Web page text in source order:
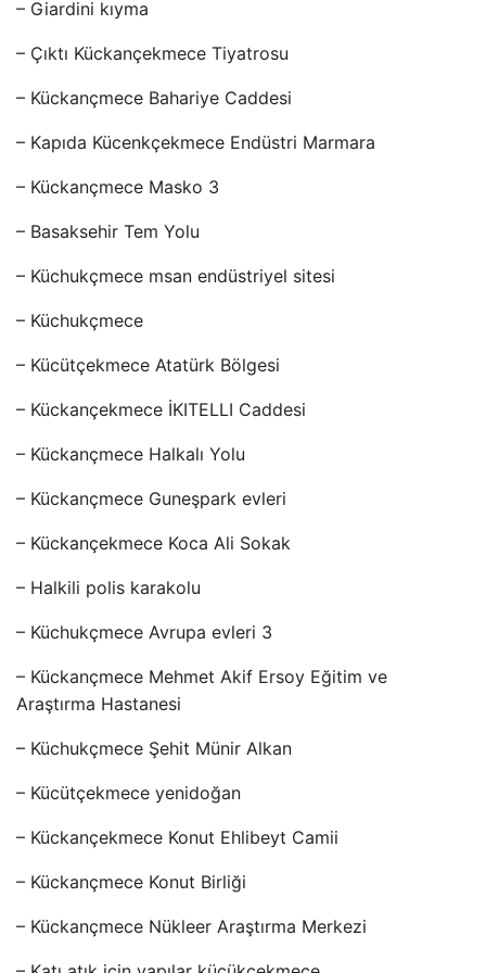
– Giardini kıyma
– Çıktı Kückançekmece Tiyatrosu
– Kückançmece Bahariye Caddesi
– Kapıda Kücenkçekmece Endüstri Marmara
– Kückançmece Masko 3
– Basaksehir Tem Yolu
– Küchukçmece msan endüstriyel sitesi
– Küchukçmece
– Kücütçekmece Atatürk Bölgesi
– Kückançekmece İKITELLI Caddesi
– Kückançmece Halkalı Yolu
– Kückançmece Guneşpark evleri
– Kückançekmece Koca Ali Sokak
– Halkili polis karakolu
– Küchukçmece Avrupa evleri 3
– Kückançmece Mehmet Akif Ersoy Eğitim ve
Araştırma Hastanesi
– Küchukçmece Şehit Münir Alkan
– Kücütçekmece yenidoğan
– Kückançekmece Konut Ehlibeyt Camii
– Kückançmece Konut Birliği
– Kückançmece Nükleer Araştırma Merkezi